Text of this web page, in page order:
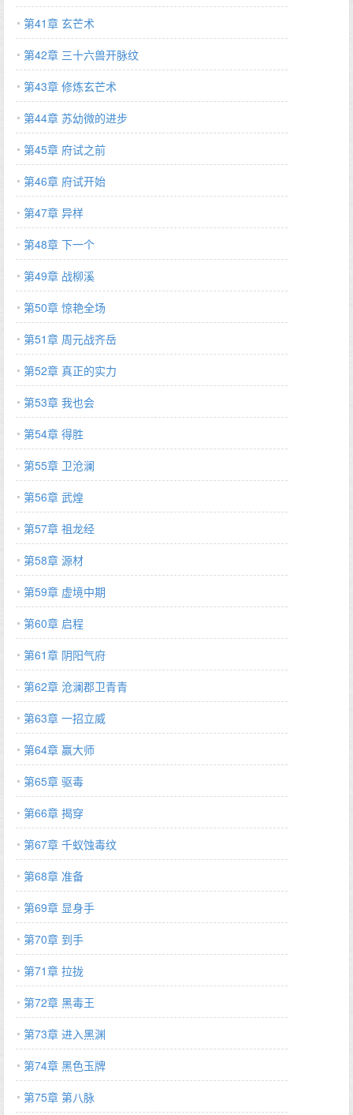
第41章 玄芒术
第42章 三十六兽开脉纹
第43章 修炼玄芒术
第44章 苏幼微的进步
第45章 府试之前
第46章 府试开始
第47章 异样
第48章 下一个
第49章 战柳溪
第50章 惊艳全场
第51章 周元战齐岳
第52章 真正的实力
第53章 我也会
第54章 得胜
第55章 卫沧澜
第56章 武煌
第57章 祖龙经
第58章 源材
第59章 虚境中期
第60章 启程
第61章 阴阳气府
第62章 沧澜郡卫青青
第63章 一招立威
第64章 赢大师
第65章 驱毒
第66章 揭穿
第67章 千蚁蚀毒纹
第68章 准备
第69章 显身手
第70章 到手
第71章 拉拢
第72章 黑毒王
第73章 进入黑渊
第74章 黑色玉牌
第75章 第八脉